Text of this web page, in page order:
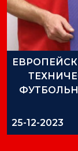
25-12-2023